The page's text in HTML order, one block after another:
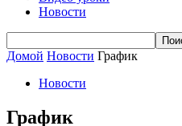
Новости
Домой Новости График
Новости
График